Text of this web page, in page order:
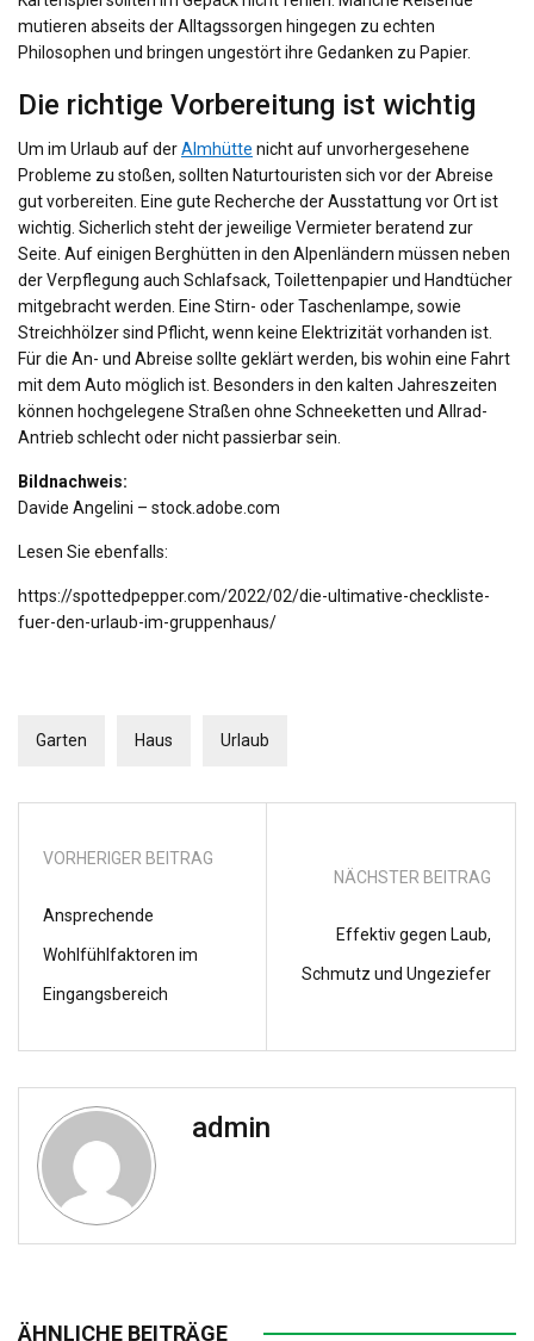
mutieren abseits der Alltagssorgen hingegen zu echten
Philosophen und bringen ungestört ihre Gedanken zu Papier.
Die richtige Vorbereitung ist wichtig
Um im Urlaub auf derAlmhütte nicht auf unvorhergesehene
Probleme zu stoßen, sollten Naturtouristen sich vor der Abreise
gut vorbereiten. Eine gute Recherche der Ausstattung vor Ort ist
wichtig. Sicherlich steht der jeweilige Vermieter beratend zur
Seite. Auf einigen Berghütten in den Alpenländern müssen neben
der Verpflegung auch Schlafsack, Toilettenpapier und Handtücher
mitgebracht werden. Eine Stirn- oder Taschenlampe, sowie
Streichhölzer sind Pflicht, wenn keine Elektrizität vorhanden ist.
Für die An- und Abreise sollte geklärt werden, bis wohin eine Fahrt
mit dem Auto möglich ist. Besonders in den kalten Jahreszeiten
können hochgelegene Straßen ohne Schneeketten und Allrad-
Antrieb schlecht oder nicht passierbar sein.
Bildnachweis:
Davide Angelini – stock.adobe.com
Lesen Sie ebenfalls:
https://spottedpepper.com/2022/02/die-ultimative-checkliste-
fuer-den-urlaub-im-gruppenhaus/
Garten Haus Urlaub
VORHERIGER BEITRAG
Ansprechende
Wohlfühlfaktoren im
Eingangsbereich
NÄCHSTER BEITRAG
Effektiv gegen Laub,
Schmutz und Ungeziefer
admin
ÄHNLICHE BEITRÄGE